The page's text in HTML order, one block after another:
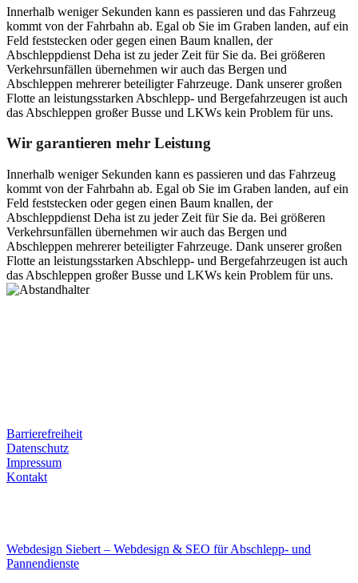
Innerhalb weniger Sekunden kann es passieren und das Fahrzeug
kommt von der Fahrbahn ab. Egal ob Sie im Graben landen, auf ein
Feld feststecken oder gegen einen Baum knallen, der
Abschleppdienst Deha ist zu jeder Zeit für Sie da. Bei größeren
Verkehrsunfällen übernehmen wir auch das Bergen und
Abschleppen mehrerer beteiligter Fahrzeuge. Dank unserer großen
Flotte an leistungsstarken Abschlepp- und Bergefahrzeugen ist auch
das Abschleppen großer Busse und LKWs kein Problem für uns.
Wir garantieren mehr Leistung
Innerhalb weniger Sekunden kann es passieren und das Fahrzeug
kommt von der Fahrbahn ab. Egal ob Sie im Graben landen, auf ein
Feld feststecken oder gegen einen Baum knallen, der
Abschleppdienst Deha ist zu jeder Zeit für Sie da. Bei größeren
Verkehrsunfällen übernehmen wir auch das Bergen und
Abschleppen mehrerer beteiligter Fahrzeuge. Dank unserer großen
Flotte an leistungsstarken Abschlepp- und Bergefahrzeugen ist auch
das Abschleppen großer Busse und LKWs kein Problem für uns.
Barrierefreiheit
Datenschutz
Impressum
Kontakt
Webdesign Siebert – Webdesign & SEO für Abschlepp- und
Pannendienste